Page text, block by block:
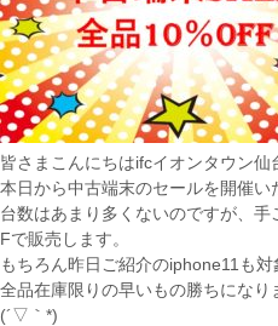
皆さまこんにちはifcイオンタウン仙
本日から中古端末のセールを開催い
台数はあまり多くないのですが、
Fで販売します。
もちろん昨日ご紹介のiphone11も対
全品在庫限りの早いもの勝ちにな
(´▽｀*)